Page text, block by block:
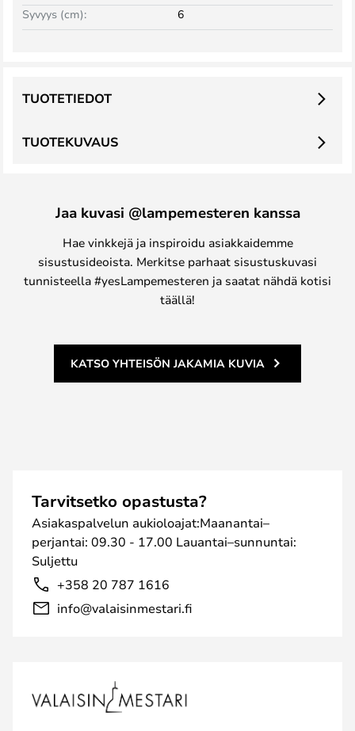
Syvyys (cm): 6
TUOTEKUVAUS
TUOTETIEDOT
Jaa kuvasi @lampemesteren kanssa
Hae vinkkejä ja inspiroidu asiakkaidemme
sisustusideoista. Merkitse parhaat sisustuskuvasi
tunnisteella #yesLampemesteren ja saatat nähdä kotisi
täällä!
KATSO YHTEISÖN JAKAMIA KUVIA
Tarvitsetko opastusta?
Asiakaspalvelun aukioloajat:Maanantai–
perjantai: 09.30 - 17.00 Lauantai–sunnuntai:
Suljettu
+358 20 787 1616
info@valaisinmestari.fi